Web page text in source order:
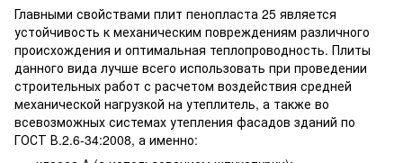
Главными свойствами плит пенопласта 25 является
устойчивость к механическим повреждениям различного
происхождения и оптимальная теплопроводность. Плиты
данного вида лучше всего использовать при проведении
строительных работ с расчетом воздействия средней
механической нагрузкой на утеплитель, а также во
всевозможных системах утепления фасадов зданий по
ГОСТ В.2.6-34:2008, а именно: